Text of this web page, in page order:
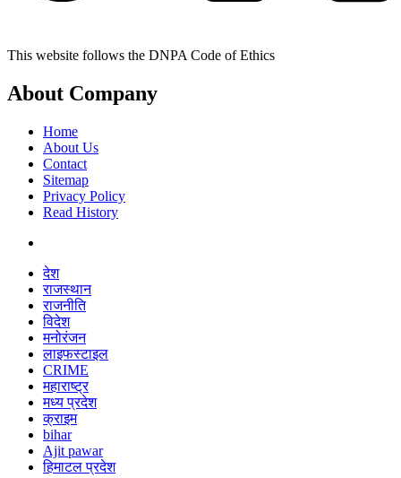
This website follows the DNPA Code of Ethics
About Company
Home
About Us
Contact
Sitemap
Privacy Policy
Read History
देश
राजस्थान
राजनीति
विदेश
मनोरंजन
लाइफस्टाइल
CRIME
महाराष्ट्र
मध्य प्रदेश
क्राइम
bihar
Ajit pawar
हिमाटल प्रदेश